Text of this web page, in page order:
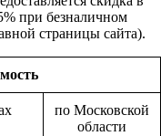
при безналичном
страницы сайта).
по Московской
области